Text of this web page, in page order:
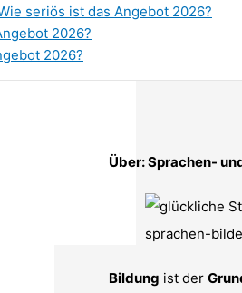
seriös ist das Angebot 2026?
2026?
2026?
Über: Sprachen-
Bildung ist der